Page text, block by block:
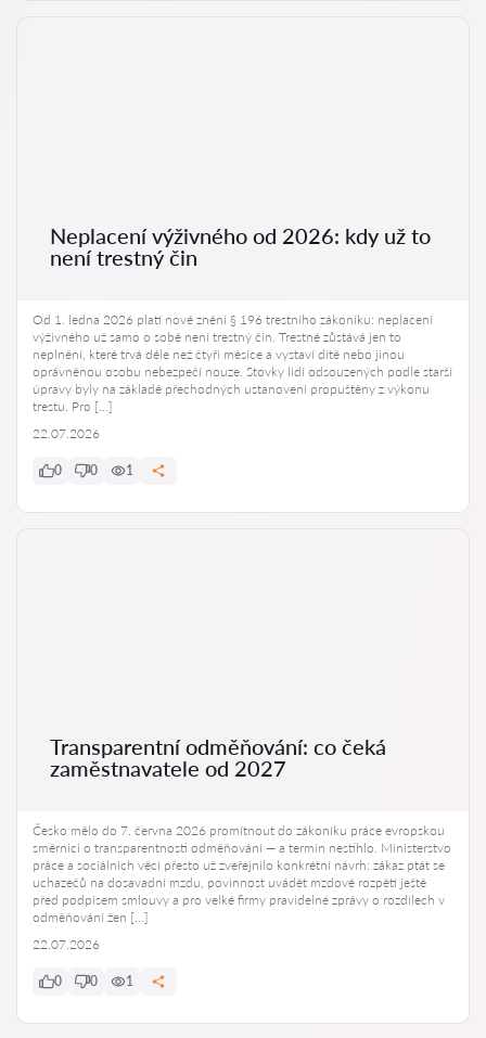
Neplacení výživného od 2026: kdy už to
není trestný čin
Od 1. ledna 2026 platí nové znění § 196 trestního zákoníku: neplacení
výživného už samo o sobě není trestný čin. Trestné zůstává jen to
neplnění, které trvá déle než čtyři měsíce a vystaví dítě nebo jinou
oprávněnou osobu nebezpečí nouze. Stovky lidí odsouzených podle starší
úpravy byly na základě přechodných ustanovení propuštěny z výkonu
trestu. Pro […]
22.07.2026
0 0 1
Transparentní odměňování: co čeká
zaměstnavatele od 2027
Česko mělo do 7. června 2026 promítnout do zákoníku práce evropskou
směrnici o transparentnosti odměňování — a termín nestihlo. Ministerstvo
práce a sociálních věcí přesto už zveřejnilo konkrétní návrh: zákaz ptát se
uchazečů na dosavadní mzdu, povinnost uvádět mzdové rozpětí ještě
před podpisem smlouvy a pro velké firmy pravidelné zprávy o rozdílech v
odměňování žen […]
22.07.2026
0 0 1